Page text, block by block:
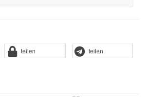
teilen teilen